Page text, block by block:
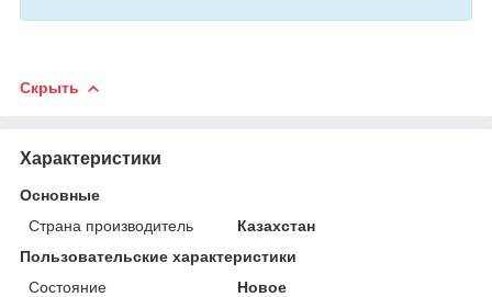
Скрыть
Характеристики
Основные
Страна производитель
Казахстан
Пользовательские характеристики
Состояние
Новое